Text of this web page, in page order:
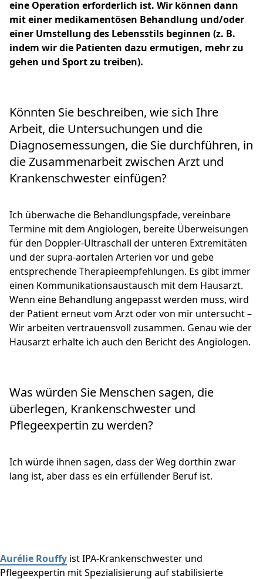
eine Operation erforderlich ist. Wir können dann
mit einer medikamentösen Behandlung und/oder
einer Umstellung des Lebensstils beginnen (z. B.
indem wir die Patienten dazu ermutigen, mehr zu
gehen und Sport zu treiben).
Könnten Sie beschreiben, wie sich Ihre
Arbeit, die Untersuchungen und die
Diagnosemessungen, die Sie durchführen, in
die Zusammenarbeit zwischen Arzt und
Krankenschwester einfügen?
Ich überwache die Behandlungspfade, vereinbare
Termine mit dem Angiologen, bereite Überweisungen
für den Doppler-Ultraschall der unteren Extremitäten
und der supra-aortalen Arterien vor und gebe
entsprechende Therapieempfehlungen. Es gibt immer
einen Kommunikationsaustausch mit dem Hausarzt.
Wenn eine Behandlung angepasst werden muss, wird
der Patient erneut vom Arzt oder von mir untersucht –
Wir arbeiten vertrauensvoll zusammen. Genau wie der
Hausarzt erhalte ich auch den Bericht des Angiologen.
Was würden Sie Menschen sagen, die
überlegen, Krankenschwester und
Pflegeexpertin zu werden?
Ich würde ihnen sagen, dass der Weg dorthin zwar
lang ist, aber dass es ein erfüllender Beruf ist.
Aurélie Rouffy ist IPA-Krankenschwester und
Pflegeexpertin mit Spezialisierung auf stabilisierte